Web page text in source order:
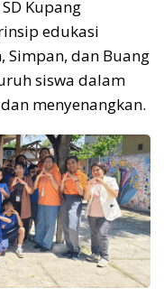
Kupang
edukasi
Simpan, dan Buang
siswa dalam
menyenangkan.